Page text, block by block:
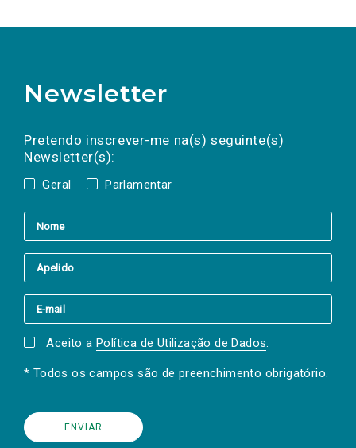
Newsletter
Pretendo inscrever-me na(s) seguinte(s)
Newsletter(s):
Geral Parlamentar
a(s) newsletter(s).
mail
Aceito a Política de Utilização de Dados.
* Todos os campos são de preenchimento obrigatório.